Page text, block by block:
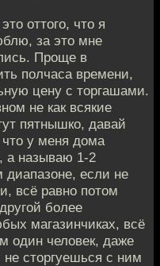
оттого, что я
за это мне
Проще в
полчаса времени,
цену с торгашами.
не как всякие
пятнышко, давай
у меня дома
а называю 1-2
если не
всё равно потом
более
магазинчиках, всё
один человек, даже
сторгуешься с ним